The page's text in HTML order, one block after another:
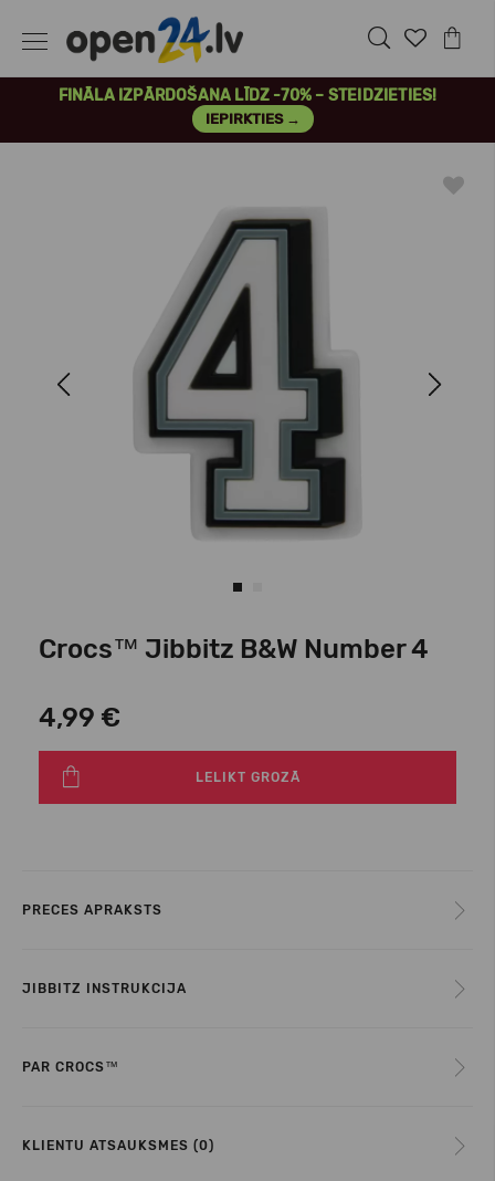
FINĀLA IZPĀRDOŠANA LĪDZ -70% – STEIDZIETIES!
IEPIRKTIES →
Next
Crocs™ Jibbitz B&W Number 4
4,99 €
LELIKT GROZĀ
PRECES APRAKSTS
JIBBITZ INSTRUKCIJA
PAR CROCS™
KLIENTU ATSAUKSMES (0)